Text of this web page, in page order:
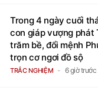
Trong 4 ngày cuối
con giáp vượng phát
trăm bề, đổi mệnh
trọn cơ ngơi đồ sộ
TRẮC NGHIỆM 6 giờ trước